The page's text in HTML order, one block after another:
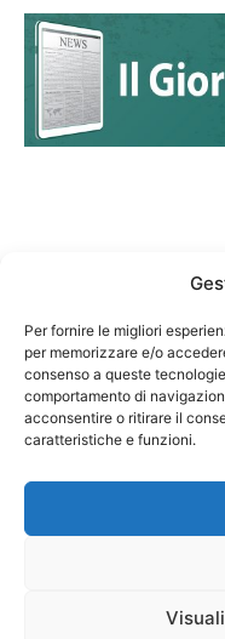
Per fornire le migliori
per memorizzare e/o
consenso a queste
comportamento di
acconsentire o ritirare il
caratteristiche e funzioni.
Federazione
codice
Privacy